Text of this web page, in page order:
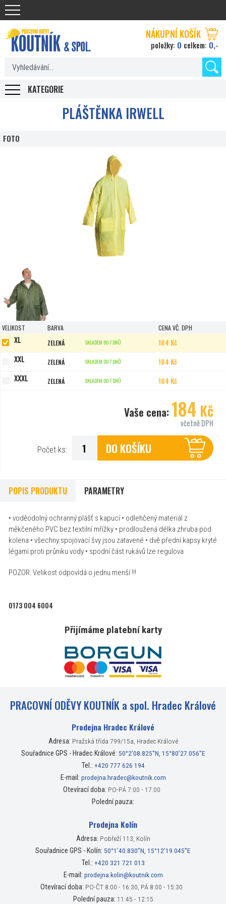
Koutnik.com
PLÁŠTĚNKA IRWELL
FOTO
VELIKOST BARVA CENA VČ. DPH
XL ZELENÁ SKLADEM DO 7 DNŮ 184 Kč
XXL ZELENÁ SKLADEM DO 7 DNŮ 184 Kč
XXXL ZELENÁ SKLADEM DO 7 DNŮ 184 Kč
Vaše cena:184 Kč
včetně DPH
Počet ks: DO KOŠÍKU
POPIS PRODUKTU PARAMETRY
• voděodolný ochranný plášť s kapucí • odlehčený materiál z
měkčeného PVC bez textilní mřížky • prodloužená délka zhruba pod
kolena • všechny spojovací švy jsou zatavené • dvě přední kapsy kryté
légami proti průniku vody • spodní část rukávů lze regulova
POZOR: Velikost odpovídá o jednu menší !!!
0173 004 6004
KATEGORIE
Přijímáme platební karty
NÁKUPNÍ KOŠÍK
položky: 0 celkem: 0,-
PRACOVNÍ ODĚVY KOUTNÍK a spol. Hradec Králové
Prodejna Hradec Králové
Adresa: Pražská třída 799/15a, Hradec Králové
Souřadnice GPS - Hradec Králové: 50°2’08.825”N, 15°80’27.056”E
Tel.: +420 777 626 194
E-mail: prodejna.hradec@koutnik.com
Otevírací doba: PO-PÁ 7:00 - 17:00
Polední pauza:
Prodejna Kolín
Adresa: Pobřeží 113, Kolín
Souřadnice GPS - Kolín: 50°1’40.830”N, 15°12’19.045”E
Tel.: +420 321 721 013
E-mail: prodejna.kolin@koutnik.com
Otevírací doba: PO-ČT 8:00 - 16:30, PÁ 8:00 - 15:30
Polední pauza: 11:45 - 12:15